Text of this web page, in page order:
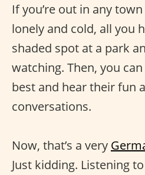
If you’re out in any
lonely and cold, all you
shaded spot at a park
watching. Then, you
best and hear their fun
conversations.
Now, that’s a very
Just kidding. Listening